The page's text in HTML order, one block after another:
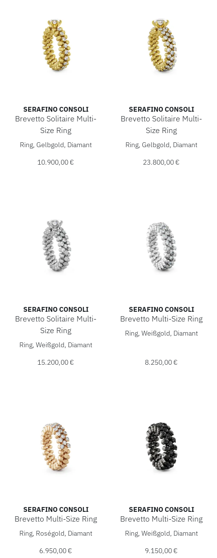
SERAFINO CONSOLI
Brevetto Solitaire Multi-
Size Ring
Serafino Consoli Brevetto Solitaire Multi-Size Ring, Ref:
Ring, Gelbgold, Diamant
10.900,00 €
SERAFINO CONSOLI
Brevetto Solitaire Multi-
Size Ring
Serafino Consoli Brevetto
Ring, Gelbgold, Diamant
23.800,00 €
SERAFINO CONSOLI
Brevetto Solitaire Multi-
Size Ring
Serafino Consoli Brevetto Solitaire Multi-Size Ring, Ref:
Ring, Weißgold, Diamant
15.200,00 €
SERAFINO CONSOLI
Brevetto Multi-Size Ring
Serafino Consoli Brevetto
Ring, Weißgold, Diamant
8.250,00 €
SERAFINO CONSOLI
Brevetto Multi-Size Ring
Serafino Consoli Brevetto Multi-Size Ring, Ref: RMS 3H2
Ring, Roségold, Diamant
6.950,00 €
SERAFINO CONSOLI
Brevetto Multi-Size Ring
Serafino Consoli Brevetto
Ring, Weißgold, Diamant
9.150,00 €